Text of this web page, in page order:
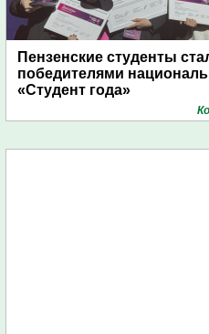
Пензенские студенты
победителями
«Студент года»